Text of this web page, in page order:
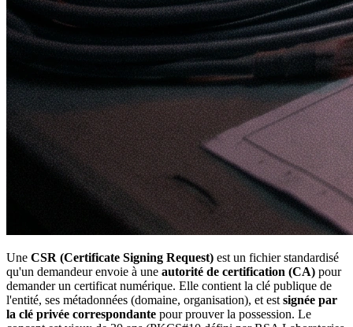
Une CSR (Certificate Signing Request) est un fichier standardisé
qu'un demandeur envoie à une autorité de certification (CA) pour
demander un certificat numérique. Elle contient la clé publique de
l'entité, ses métadonnées (domaine, organisation), et est signée par
la clé privée correspondante pour prouver la possession. Le